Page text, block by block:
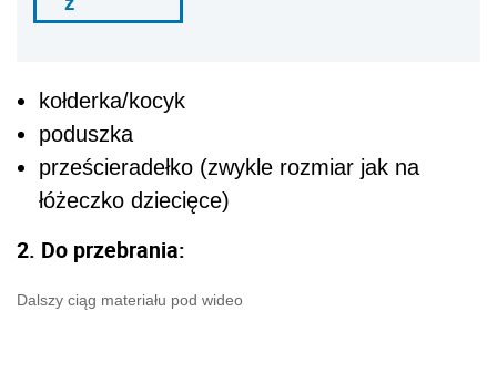
kołderka/kocyk
poduszka
prześcieradełko (zwykle rozmiar jak na
łóżeczko dziecięce)
2. Do przebrania:
Dalszy ciąg materiału pod wideo